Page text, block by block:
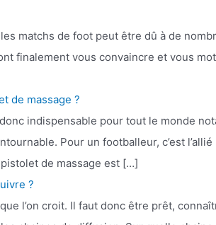
matchs de foot peut être dû à de
finalement vous convaincre et vous
de massage ?
indispensable pour tout le monde
Pour un footballeur, c’est
de massage est […]
?
l’on croit. Il faut donc être prêt,